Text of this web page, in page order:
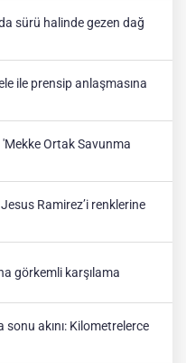
sürü halinde gezen dağ
ile prensip anlaşmasına
Ortak Savunma
Ramirez’i renklerine
görkemli karşılama
akını: Kilometrelerce